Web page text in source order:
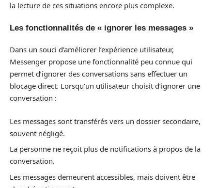
la lecture de ces situations encore plus complexe.
Les fonctionnalités de « ignorer les messages »
Dans un souci d’améliorer l’expérience utilisateur,
Messenger propose une fonctionnalité peu connue qui
permet d’ignorer des conversations sans effectuer un
blocage direct. Lorsqu’un utilisateur choisit d’ignorer une
conversation :
Les messages sont transférés vers un dossier secondaire,
souvent négligé.
La personne ne reçoit plus de notifications à propos de la
conversation.
Les messages demeurent accessibles, mais doivent être